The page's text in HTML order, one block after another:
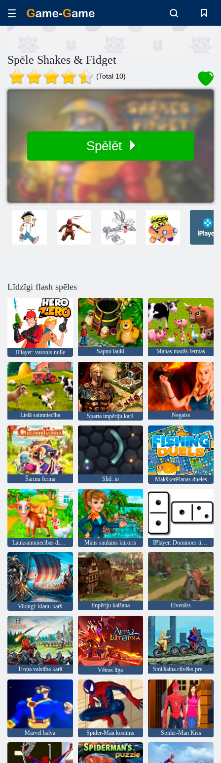
Spēle Shakes & Fidget
(Total 10)
Spēlēt
Līdzīgi flash spēles
IPlayer: varonis nulle Sapņu lauki Manas mazās fermas
Lielā saimniecība Sparta impēriju karš Negaiss
Šarmu ferma Slīd. io Makšķerēšanas dueles
Lauksaimniecības dienas Mans saulains kūrorts IPlayer: Dominoes tiešsaistē
Vikingi: klanu karš Impēriju kalšana Elvenārs
Troņa valstība karā Vētras līga Smilšaina cilvēks pret Spider-Man
Marvel balva Spider-Man kostīms Spider-Man Kiss